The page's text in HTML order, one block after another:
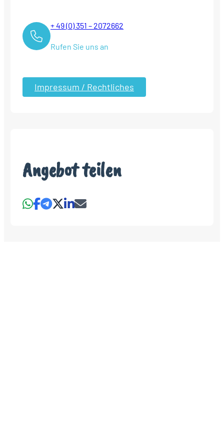
+ 49 (0) 351 – 2072662
Rufen Sie uns an
Impressum / Rechtliches
Angebot teilen